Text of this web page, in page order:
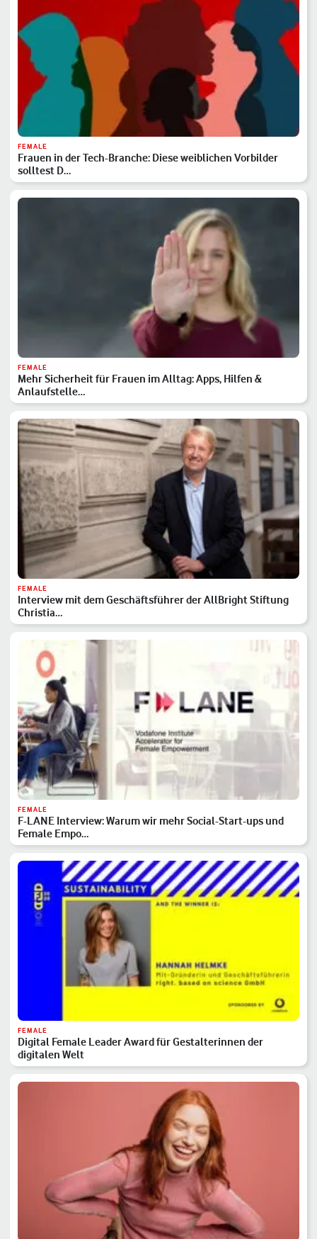
FEMALE
Frauen in der Tech-Branche: Diese weiblichen Vorbilder
solltest D…
FEMALE
Mehr Sicherheit für Frauen im Alltag: Apps, Hilfen &
Anlaufstelle…
FEMALE
Interview mit dem Geschäftsführer der AllBright Stiftung
Christia…
FEMALE
F-LANE Interview: Warum wir mehr Social-Start-ups und
Female Empo…
FEMALE
Digital Female Leader Award für Gestalterinnen der
digitalen Welt